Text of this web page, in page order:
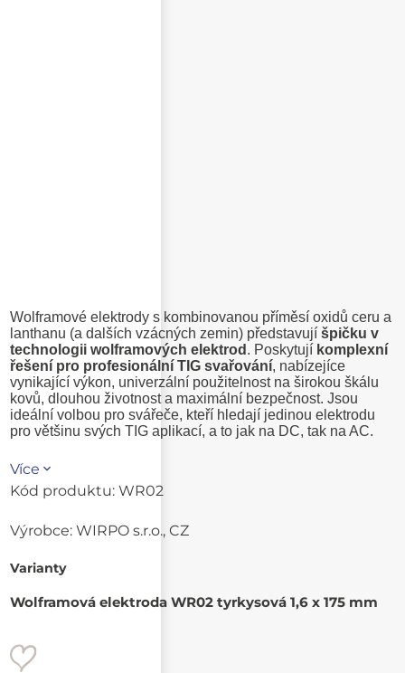
Wolframové elektrody s kombinovanou příměsí oxidů ceru a
lanthanu (a dalších vzácných zemin) představujíšpičku v
technologii wolframových elektrod . Poskytují komplexní
řešení pro profesionální TIG svařování, nabízejíce
vynikající výkon, univerzální použitelnost na širokou škálu
kovů, dlouhou životnost a maximální bezpečnost. Jsou
ideální volbou pro svářeče, kteří hledají jedinou elektrodu
pro většinu svých TIG aplikací, a to jak na DC, tak na AC.
Více
Kód produktu: WR02
Výrobce: WIRPO s.r.o., CZ
Varianty
Wolframová elektroda WR02 tyrkysová 1,6 x 175 mm